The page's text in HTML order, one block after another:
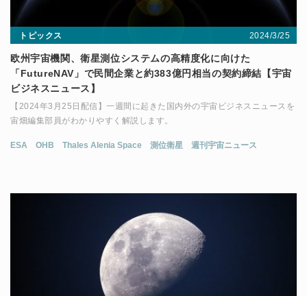
トピックス 2024/3/25
欧州宇宙機関、衛星測位システムの高精度化に向けた
「FutureNAV」で民間企業と約383億円相当の契約締結【宇宙
ビジネスニュース】
【2024年3月25日配信】一週間に起きた国内外の宇宙ビジネスニュースを
宙畑編集部員がわかりやすく解説します。
ESA OHB Thales Alenia Space 測位衛星 週刊宇宙ニュース